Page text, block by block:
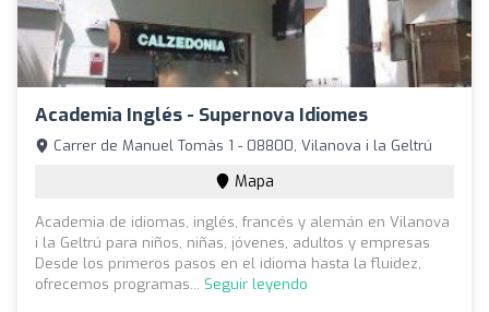
Academia Inglés - Supernova Idiomes
Carrer de Manuel Tomàs 1 - 08800, Vilanova i la Geltrú
Mapa
Academia de idiomas, inglés, francés y alemán en Vilanova
i la Geltrú para niños, niñas, jóvenes, adultos y empresas
Desde los primeros pasos en el idioma hasta la fluidez,
ofrecemos programas... Seguir leyendo